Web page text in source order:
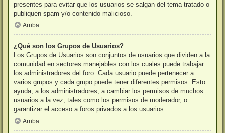
presentes para evitar que los usuarios se salgan del tema tratado o
publiquen spam y/o contenido malicioso.
Arriba
¿Qué son los Grupos de Usuarios?
Los Grupos de Usuarios son conjuntos de usuarios que dividen a la
comunidad en sectores manejables con los cuales puede trabajar
los administradores del foro. Cada usuario puede pertenecer a
varios grupos y cada grupo puede tener diferentes permisos. Esto
ayuda, a los administradores, a cambiar los permisos de muchos
usuarios a la vez, tales como los permisos de moderador, o
garantizar el acceso a foros privados a los usuarios.
Arriba